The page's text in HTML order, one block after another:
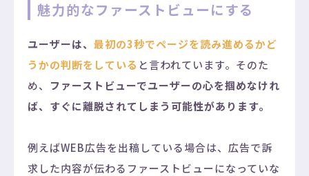
魅力的なファーストビューにする
ユーザーは、 最初の3秒でページを読み進めるかど
うかの判断をしている と言われています。そのた
め、 ファーストビューでユーザーの心を掴めなけれ
ば、すぐに離脱されてしまう可能性があります。
例えばWEB広告を出稿している場合は、広告で訴
求した内容が伝わるファーストビューになっていな